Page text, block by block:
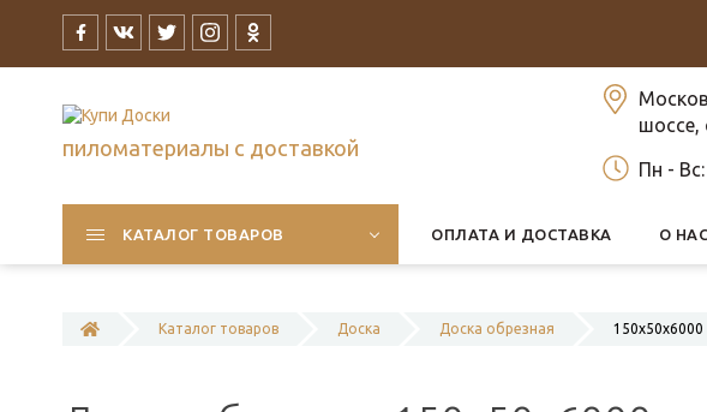
пиломатериалы с доставкой
шоссе,
Пн -
КАТАЛОГ ТОВАРОВ ОПЛАТА И ДОСТАВКА О НАС
Каталог товаров Доска Доска обрезная 150x50x6000